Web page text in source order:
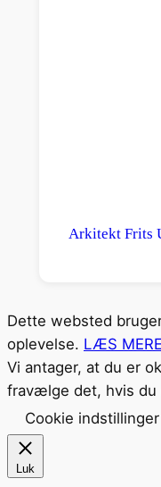
Arkitekt Frits
Dette websted
oplevelse. LÆS MERE
Vi antager, at du er
fravælge det, hvis du
Cookie indstillinger
Luk